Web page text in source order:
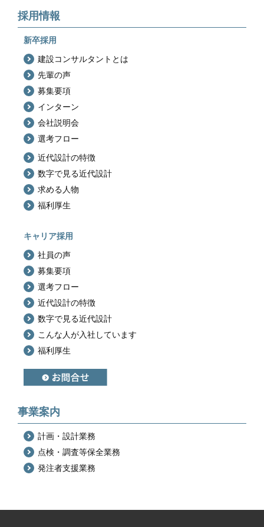
採用情報
新卒採用
建設コンサルタントとは
先輩の声
募集要項
インターン
会社説明会
選考フロー
近代設計の特徴
数字で見る近代設計
求める人物
福利厚生
キャリア採用
社員の声
募集要項
選考フロー
近代設計の特徴
数字で見る近代設計
こんな人が入社しています
福利厚生
事業案内
計画・設計業務
点検・調査等保全業務
発注者支援業務